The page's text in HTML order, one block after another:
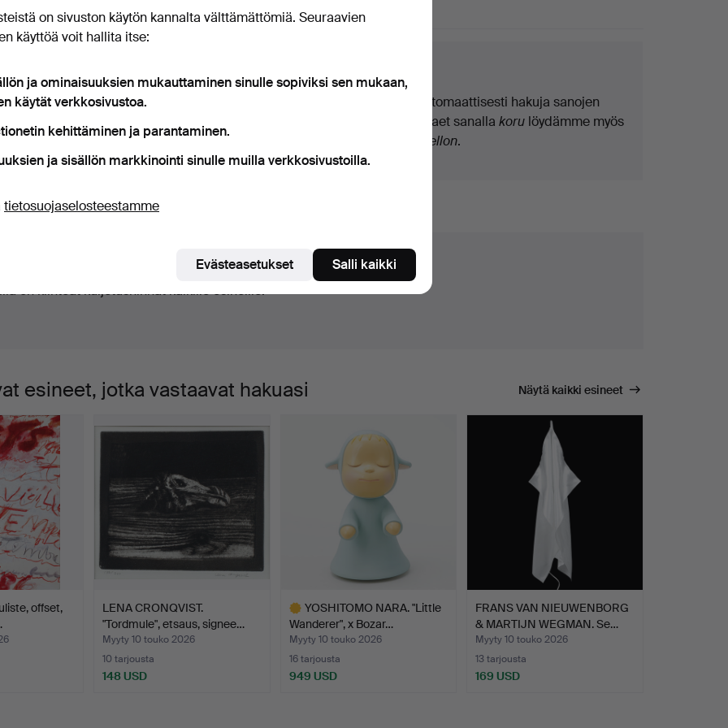
0 esineet
Arkistomme, jossa on yli 4 470 000 esinettä
Teemme automaattisesti hakuja sanojen
osilla. Jos haet sanallakoru löydämme myös
kellon.
on kiinteät kuljetushinnat kaikille esineille.
esineet, jotka vastaavat hakuasi Näytä kaikki esineet
offset,
LENA CRONQVIST.
"Tordmule", etsaus, signee…
Myyty 10 touko 2026
10 tarjousta
148 USD
YOSHITOMO NARA. "Little
Wanderer", x Bozar…
Myyty 10 touko 2026
16 tarjousta
949 USD
FRANS VAN NIEUWENBORG
& MARTIJN WEGMAN. Se…
Myyty 10 touko 2026
13 tarjousta
169 USD
on sivuston käytön kannalta välttämättömiä. Seuraavien
käyttöä voit hallita itse:
ja ominaisuuksien mukauttaminen sinulle sopiviksi sen mukaan,
käytät verkkosivustoa.
kehittäminen ja parantaminen.
ja sisällön markkinointi sinulle muilla verkkosivustoilla.
tietosuojaselosteestamme
Evästeasetukset Salli kaikki